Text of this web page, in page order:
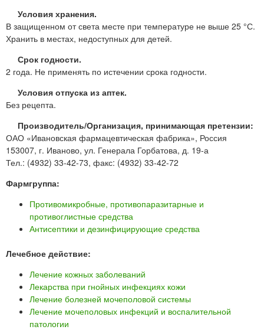
Условия хранения.
В защищенном от света месте при температуре не выше 25 °С.
Хранить в местах, недоступных для детей.
Срок годности.
2 года. Не применять по истечении срока годности.
Условия отпуска из аптек.
Без рецепта.
Производитель/Организация, принимающая претензии:
ОАО «Ивановская фармацевтическая фабрика», Россия
153007, г. Иваново, ул. Генерала Горбатова, д. 19-а
Тел.: (4932) 33-42-73, факс: (4932) 33-42-72
Фармгруппа:
Противомикробные, противопаразитарные и
противоглистные средства
Антисептики и дезинфицирующие средства
Лечебное действие:
Лечение кожных заболеваний
Лекарства при гнойных инфекциях кожи
Лечение болезней мочеполовой системы
Лечение мочеполовых инфекций и воспалительной
патологии